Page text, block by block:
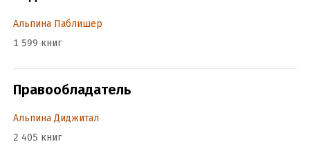
Альпина Паблишер
1 599 книг
Правообладатель
Альпина Диджитал
2 405 книг